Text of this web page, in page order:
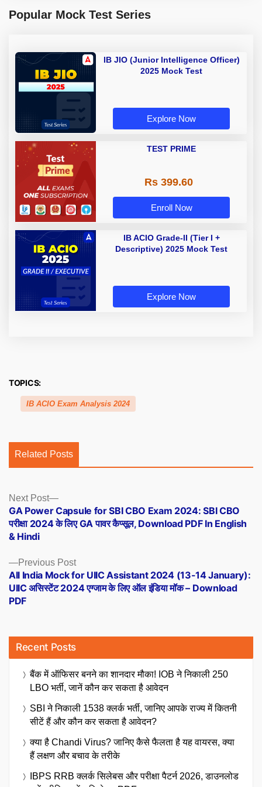
Popular Mock Test Series
IB JIO (Junior Intelligence Officer)
2025 Mock Test
Explore Now
TEST PRIME
Rs 399.60
Enroll Now
IB ACIO Grade-II (Tier I +
Descriptive) 2025 Mock Test
Explore Now
TOPICS:
IB ACIO Exam Analysis 2024
Related Posts
Posts
navigation
Previous PostPrevious
post:
All India Mock for UIIC Assistant 2024 (13-14 January):
UIIC असिस्टेंट 2024 एग्जाम के लिए ऑल इंडिया मॉक – Download
PDF
Next Post
Next
post:
GA Power Capsule for SBI CBO Exam 2024: SBI CBO
परीक्षा 2024 के लिए GA पावर कैप्सूल, Download PDF In English
& Hindi
Recent Posts
बैंक में ऑफिसर बनने का शानदार मौका! IOB ने निकाली 250
LBO भर्ती, जानें कौन कर सकता है आवेदन
SBI ने निकाली 1538 क्लर्क भर्ती, जानिए आपके राज्य में कितनी
सीटें हैं और कौन कर सकता है आवेदन?
क्या है Chandi Virus? जानिए कैसे फैलता है यह वायरस, क्या
हैं लक्षण और बचाव के तरीके
IBPS RRB क्लर्क सिलेबस और परीक्षा पैटर्न 2026, डाउनलोड